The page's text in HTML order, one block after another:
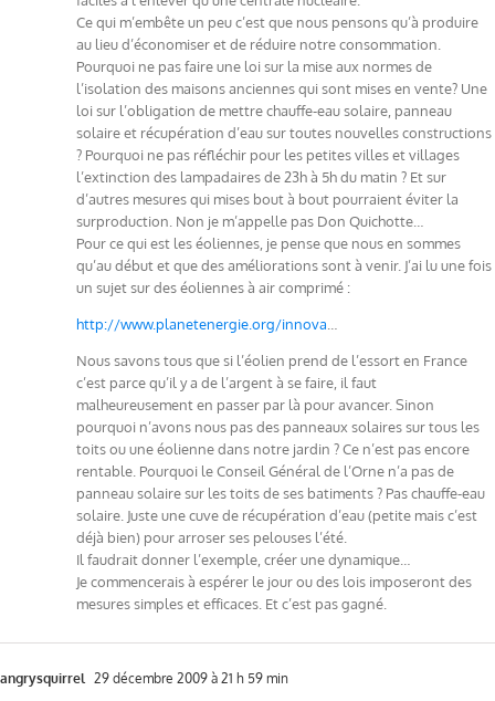
Ce qui m’embête un peu c’est que nous pensons qu’à produire
au lieu d’économiser et de réduire notre consommation.
Pourquoi ne pas faire une loi sur la mise aux normes de
l’isolation des maisons anciennes qui sont mises en vente? Une
loi sur l’obligation de mettre chauffe-eau solaire, panneau
solaire et récupération d’eau sur toutes nouvelles constructions
? Pourquoi ne pas réfléchir pour les petites villes et villages
l’extinction des lampadaires de 23h à 5h du matin ? Et sur
d’autres mesures qui mises bout à bout pourraient éviter la
surproduction. Non je m’appelle pas Don Quichotte…
Pour ce qui est les éoliennes, je pense que nous en sommes
qu’au début et que des améliorations sont à venir. J’ai lu une fois
un sujet sur des éoliennes à air comprimé :
http://www.planetenergie.org/innova
Nous savons tous que si l’éolien prend de l’essort en France
c’est parce qu’il y a de l’argent à se faire, il faut
malheureusement en passer par là pour avancer. Sinon
pourquoi n’avons nous pas des panneaux solaires sur tous les
toits ou une éolienne dans notre jardin ? Ce n’est pas encore
rentable. Pourquoi le Conseil Général de l’Orne n’a pas de
panneau solaire sur les toits de ses batiments ? Pas chauffe-eau
solaire. Juste une cuve de récupération d’eau (petite mais c’est
déjà bien) pour arroser ses pelouses l’été.
Il faudrait donner l’exemple, créer une dynamique…
Je commencerais à espérer le jour ou des lois imposeront des
mesures simples et efficaces. Et c’est pas gagné.
angrysquirrel 29 décembre 2009 à 21 h 59 min